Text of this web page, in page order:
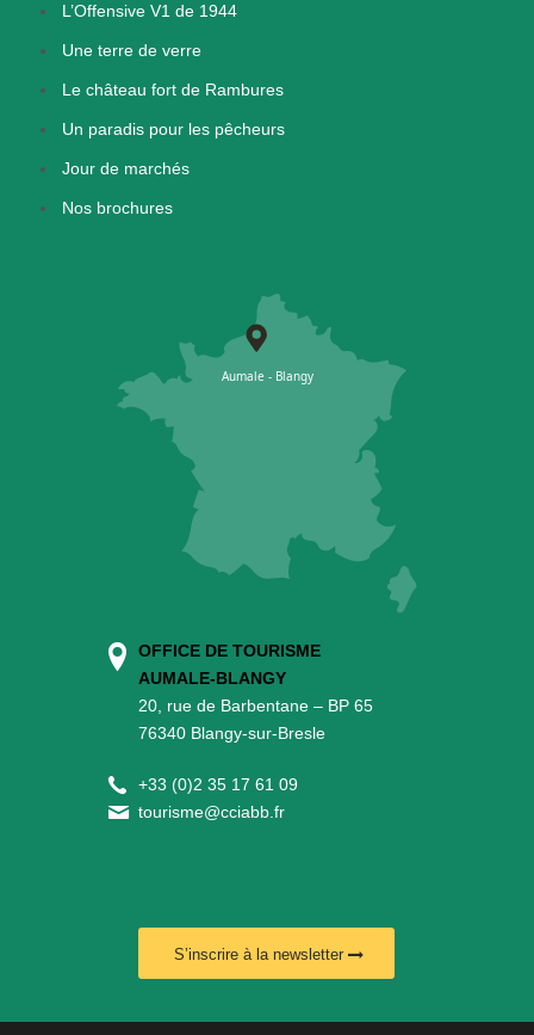
L’Offensive V1 de 1944
Une terre de verre
Le château fort de Rambures
Un paradis pour les pêcheurs
Jour de marchés
Nos brochures
OFFICE DE TOURISME
AUMALE-BLANGY
20, rue de Barbentane – BP 65
76340 Blangy-sur-Bresle
+33 (0)2 35 17 61 09
tourisme@cciabb.fr
S’inscrire à la newsletter